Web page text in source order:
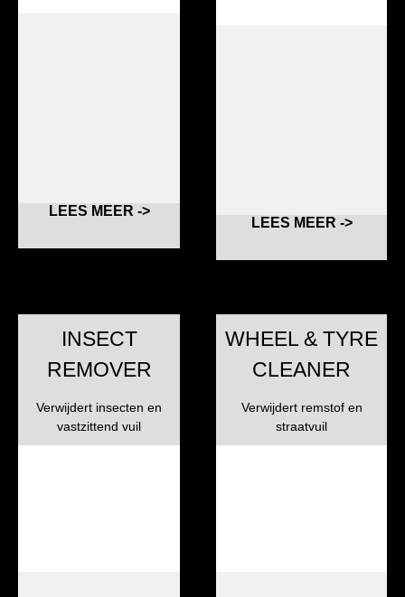
LEES MEER ->
LEES MEER ->
INSECT
REMOVER
Verwijdert insecten en
vastzittend vuil
WHEEL & TYRE
CLEANER
Verwijdert remstof en
straatvuil